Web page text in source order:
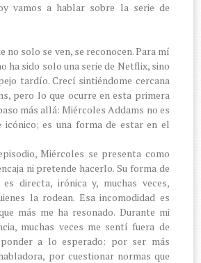
vamos a hablar sobre la serie de
no solo se ven, se reconocen. Para mí
ha sido solo una serie de Netflix, sino
tardío. Crecí sintiéndome cercana
pero lo que ocurre en esta primera
más allá: Miércoles Addams no es
icónico; es una forma de estar en el
Miércoles se presenta como
ni pretende hacerlo. Su forma de
directa, irónica y, muchas veces,
la rodean. Esa incomodidad es
más me ha resonado. Durante mi
muchas veces me sentí fuera de
a lo esperado: por ser más
por cuestionar normas que